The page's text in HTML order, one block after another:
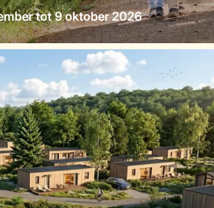
tot 9 oktober 2026